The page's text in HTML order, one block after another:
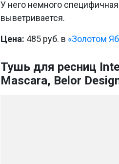
У него немного
выветривается.
Цена: 485 руб. в «Золотом
Тушь для ресниц
Mascara, Belor